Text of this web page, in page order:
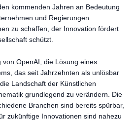
kommenden Jahren an Bedeutung
und Regierungen
zu schaffen, der Innovation fördert
schützt.
von OpenAI, die Lösung eines
das seit Jahrzehnten als unlösbar
Landschaft der Künstlichen
grundlegend zu verändern. Die
Branchen sind bereits spürbar,
zukünftige Innovationen sind nahezu